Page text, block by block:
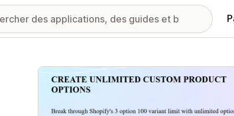
Galerie d’images vedette